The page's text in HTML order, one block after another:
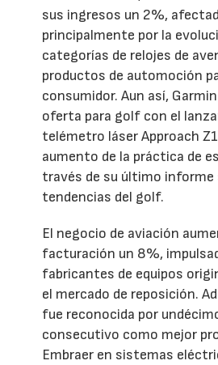
sus ingresos un 2%,
principalmente por la
categorías de relojes de
productos de automoción
consumidor. Aun así,
oferta para golf con el
telémetro láser Approach
aumento de la práctica de
través de su último informe
tendencias del golf.
El negocio de aviación
facturación un 8%,
fabricantes de equipos
el mercado de reposición.
fue reconocida por
consecutivo como mejor
Embraer en sistemas